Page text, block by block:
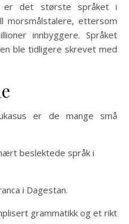
er det største språket i
morsmålstalere, ettersom
innbyggere. Språket
ble tidligere skrevet med
er de mange små
beslektede språk i
i Dagestan.
grammatikk og et rikt